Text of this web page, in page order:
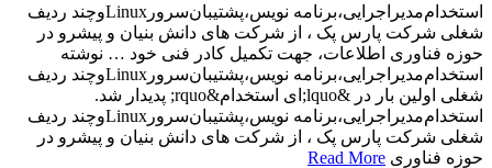
استخدام‌مدیراجرایی،برنامه نویس،پشتیبان‌سرور‌Linuxوچند ردیف‌
شغلی شرکت پارس پک ، از شرکت های دانش بنیان و پیشرو در
حوزه فناوری اطلاعات، جهت تکمیل کادر فنی خود … نوشته
استخدام‌مدیراجرایی،برنامه نویس،پشتیبان‌سرور‌Linuxوچند ردیف‌
شغلی اولین بار در &lquo;ای استخدام&rquo; پدیدار شد.
استخدام‌مدیراجرایی،برنامه نویس،پشتیبان‌سرور‌Linuxوچند ردیف‌
شغلی شرکت پارس پک ، از شرکت های دانش بنیان و پیشرو در
حوزه فناوری Read More